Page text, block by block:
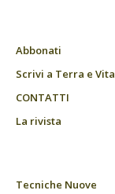
Abbonati
Scrivi a Terra e Vita
CONTATTI
La rivista
Tecniche Nuove